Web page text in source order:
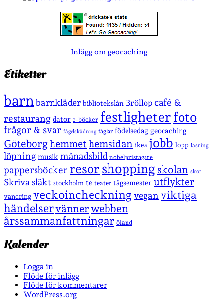
Inlägg om geocaching
Etiketter
barnbarnkläder bibliotekslån Bröllop café &
restaurang dator e-böcker festligheterfoto
frågor & svar fågelskådning fåglar födelsedag geocaching
Göteborghemmet hemsidan ikea jobb lopp läsning
löpning musik månadsbild nobelpristagare
pappersböcker resor shopping skolan skor
Skriva släkt stockholm te teater tågsemester utflykter
vandring veckoincheckning vegan viktiga
händelservänner webben
årssammanfattningar öland
Kalender
Logga in
Flöde för inlägg
Flöde för kommentarer
WordPress.org